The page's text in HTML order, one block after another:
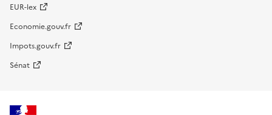
EUR-lex
Economie.gouv.fr
Impots.gouv.fr
Sénat